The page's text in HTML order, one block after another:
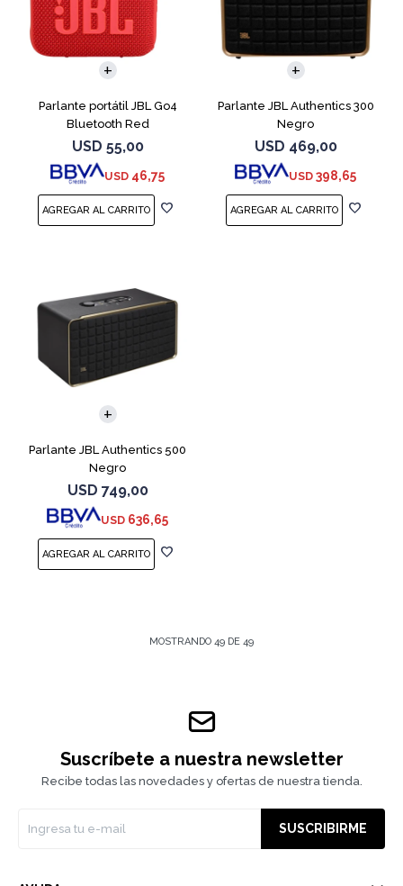
Parlante portátil JBL Go4
Bluetooth Red
USD 55,00
USD 46,75
Parlante JBL Authentics 300
Negro
USD 469,00
USD 398,65
Parlante JBL Authentics 500
Negro
USD 749,00
USD 636,65
MOSTRANDO 49 DE 49
Suscríbete a nuestra newsletter
Recibe todas las novedades y ofertas de nuestra tienda.
SUSCRIBIRME